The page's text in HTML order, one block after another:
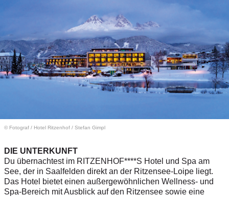
© Fotograf / Hotel Ritzenhof / Stefan Gimpl
DIE UNTERKUNFT
Du übernachtest im RITZENHOF****S Hotel und Spa am
See, der in Saalfelden direkt an der Ritzensee-Loipe liegt.
Das Hotel bietet einen außergewöhnlichen Wellness- und
Spa-Bereich mit Ausblick auf den Ritzensee sowie eine